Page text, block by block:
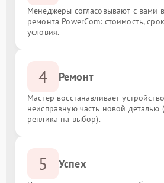
Менеджеры согласовывают с вами
ремонта PowerCom: стоимость,
условия.
4 Ремонт
Мастер восстанавливает
неисправную часть новой деталью
реплика на выбор).
5 Успех